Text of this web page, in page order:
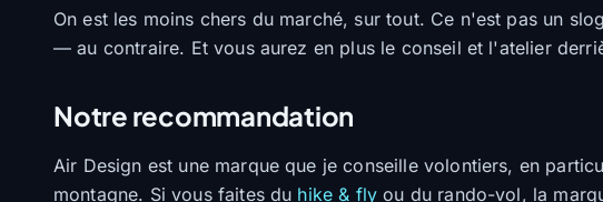
On est les moins chers du marché, sur tout. Ce n'est pas un
— au contraire. Et vous aurez en plus le conseil et l'atelier
Notre recommandation
Air Design est une marque que je conseille volontiers, en
montagne. Si vous faites du hike & fly ou du rando-vol, la